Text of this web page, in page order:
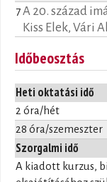
7A 20. század
Kiss Elek, Vári
Időbeosztás
Heti oktatási idő
2 óra/hét
28 óra/szemeszter
Szorgalmi idő
A kiadott kurzus,